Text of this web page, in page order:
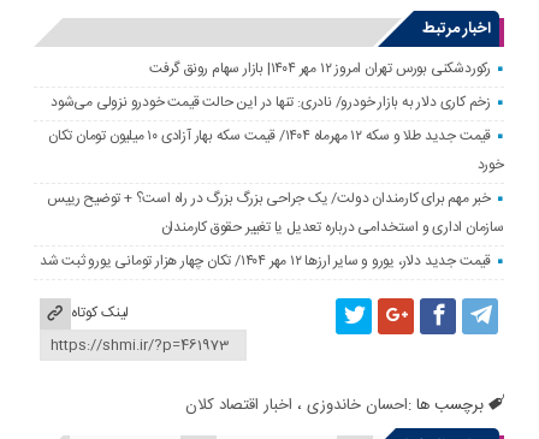
اخبار مرتبط
رکوردشکنی بورس تهران امروز ۱۲ مهر ۱۴۰۴| بازار سهام رونق گرفت
زخم کاری دلار به بازار خودرو/ نادری: تنها در این حالت قیمت خودرو نزولی می‌شود
قیمت جدید طلا و سکه ۱۲ مهرماه ۱۴۰۴/ قیمت سکه بهار آزادی ۱۰ میلیون تومان تکان
خورد
خبر مهم برای کارمندان دولت/ یک جراحی بزرگ بزرگ در راه است؟ + توضیح رییس
سازمان اداری و استخدامی درباره تعدیل یا تغییر حقوق کارمندان
قیمت جدید دلار، یورو و سایر ارزها ۱۲ مهر ۱۴۰۴/ تکان چهار هزار تومانی یورو ثبت شد
لینک کوتاه
برچسب ها :احسان خاندوزی ، اخبار اقتصاد کلان